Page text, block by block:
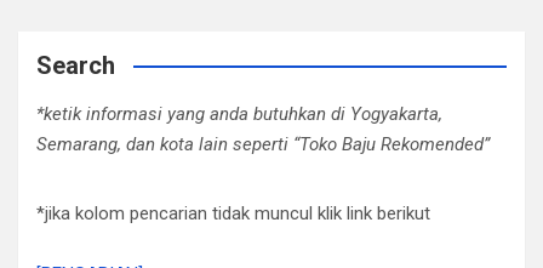
Search
*ketik informasi yang anda butuhkan di Yogyakarta,
Semarang, dan kota lain seperti “Toko Baju Rekomended”
*jika kolom pencarian tidak muncul klik link berikut